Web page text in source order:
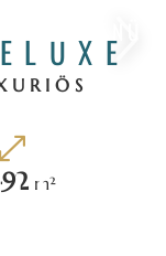
92 m²